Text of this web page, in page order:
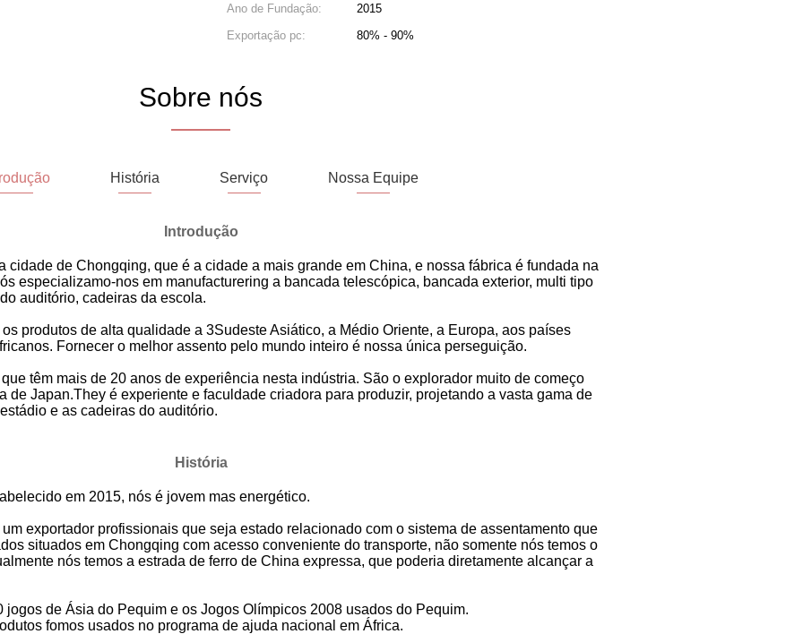
Ano de Fundação:
2015
Exportação pc:
80% - 90%
Sobre nós
História Serviço Nossa Equipe
Introdução
cidade de Chongqing, que é a cidade a mais grande em China, e nossa fábrica é fundada na
especializamo-nos em manufacturering a bancada telescópica, bancada exterior, multi tipo
auditório, cadeiras da escola.
produtos de alta qualidade a 3Sudeste Asiático, a Médio Oriente, a Europa, aos países
Fornecer o melhor assento pelo mundo inteiro é nossa única perseguição.
têm mais de 20 anos de experiência nesta indústria. São o explorador muito de começo
de Japan.They é experiente e faculdade criadora para produzir, projetando a vasta gama de
e as cadeiras do auditório.
História
em 2015, nós é jovem mas energético.
exportador profissionais que seja estado relacionado com o sistema de assentamento que
situados em Chongqing com acesso conveniente do transporte, não somente nós temos o
nós temos a estrada de ferro de China expressa, que poderia diretamente alcançar a
jogos de Ásia do Pequim e os Jogos Olímpicos 2008 usados do Pequim.
fomos usados no programa de ajuda nacional em África.